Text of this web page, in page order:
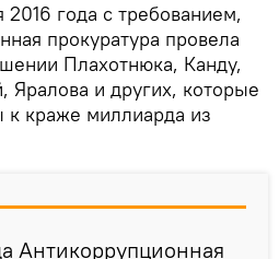
2016 года с требованием,
прокуратура провела
Плахотнюка, Канду,
Яралова и других, которые
к краже миллиарда из
Антикоррупционная